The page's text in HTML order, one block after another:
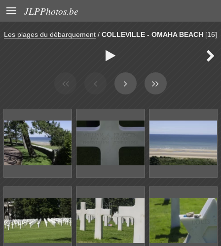
 JLPPhotos.be
Les plages du débarquement / COLLEVILLE - OMAHA BEACH [16]
 